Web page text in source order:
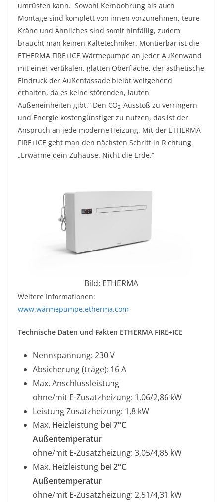
umrüsten kann. Sowohl Kernbohrung als auch
Montage sind komplett von innen vorzunehmen, teure
Kräne und Ähnliches sind somit hinfällig, zudem
braucht man keinen Kältetechniker. Montierbar ist die
ETHERMA FIRE+ICE Wärmepumpe an jeder Außenwand
mit einer vertikalen, glatten Oberfläche, der ästhetische
Eindruck der Außenfassade bleibt weitgehend
erhalten, da es keine störenden, lauten
Außeneinheiten gibt.“ Den CO2-Ausstoß zu verringern
und Energie kostengünstiger zu nutzen, das ist der
Anspruch an jede moderne Heizung. Mit der ETHERMA
FIRE+ICE geht man den nächsten Schritt in Richtung
„Erwärme dein Zuhause. Nicht die Erde.“
Bild: ETHERMA
Weitere Informationen:
www.wärmepumpe.etherma.com
Technische Daten und Fakten ETHERMA FIRE+ICE
Nennspannung: 230 V
Absicherung (träge): 16 A
Max. Anschlussleistung
ohne/mit E-Zusatzheizung: 1,06/2,86 kW
Leistung Zusatzheizung: 1,8 kW
Max. Heizleistung bei 7°C
Außentemperatur
ohne/mit E-Zusatzheizung: 3,05/4,85 kW
Max. Heizleistung bei 2°C
Außentemperatur
ohne/mit E-Zusatzheizung: 2,51/4,31 kW